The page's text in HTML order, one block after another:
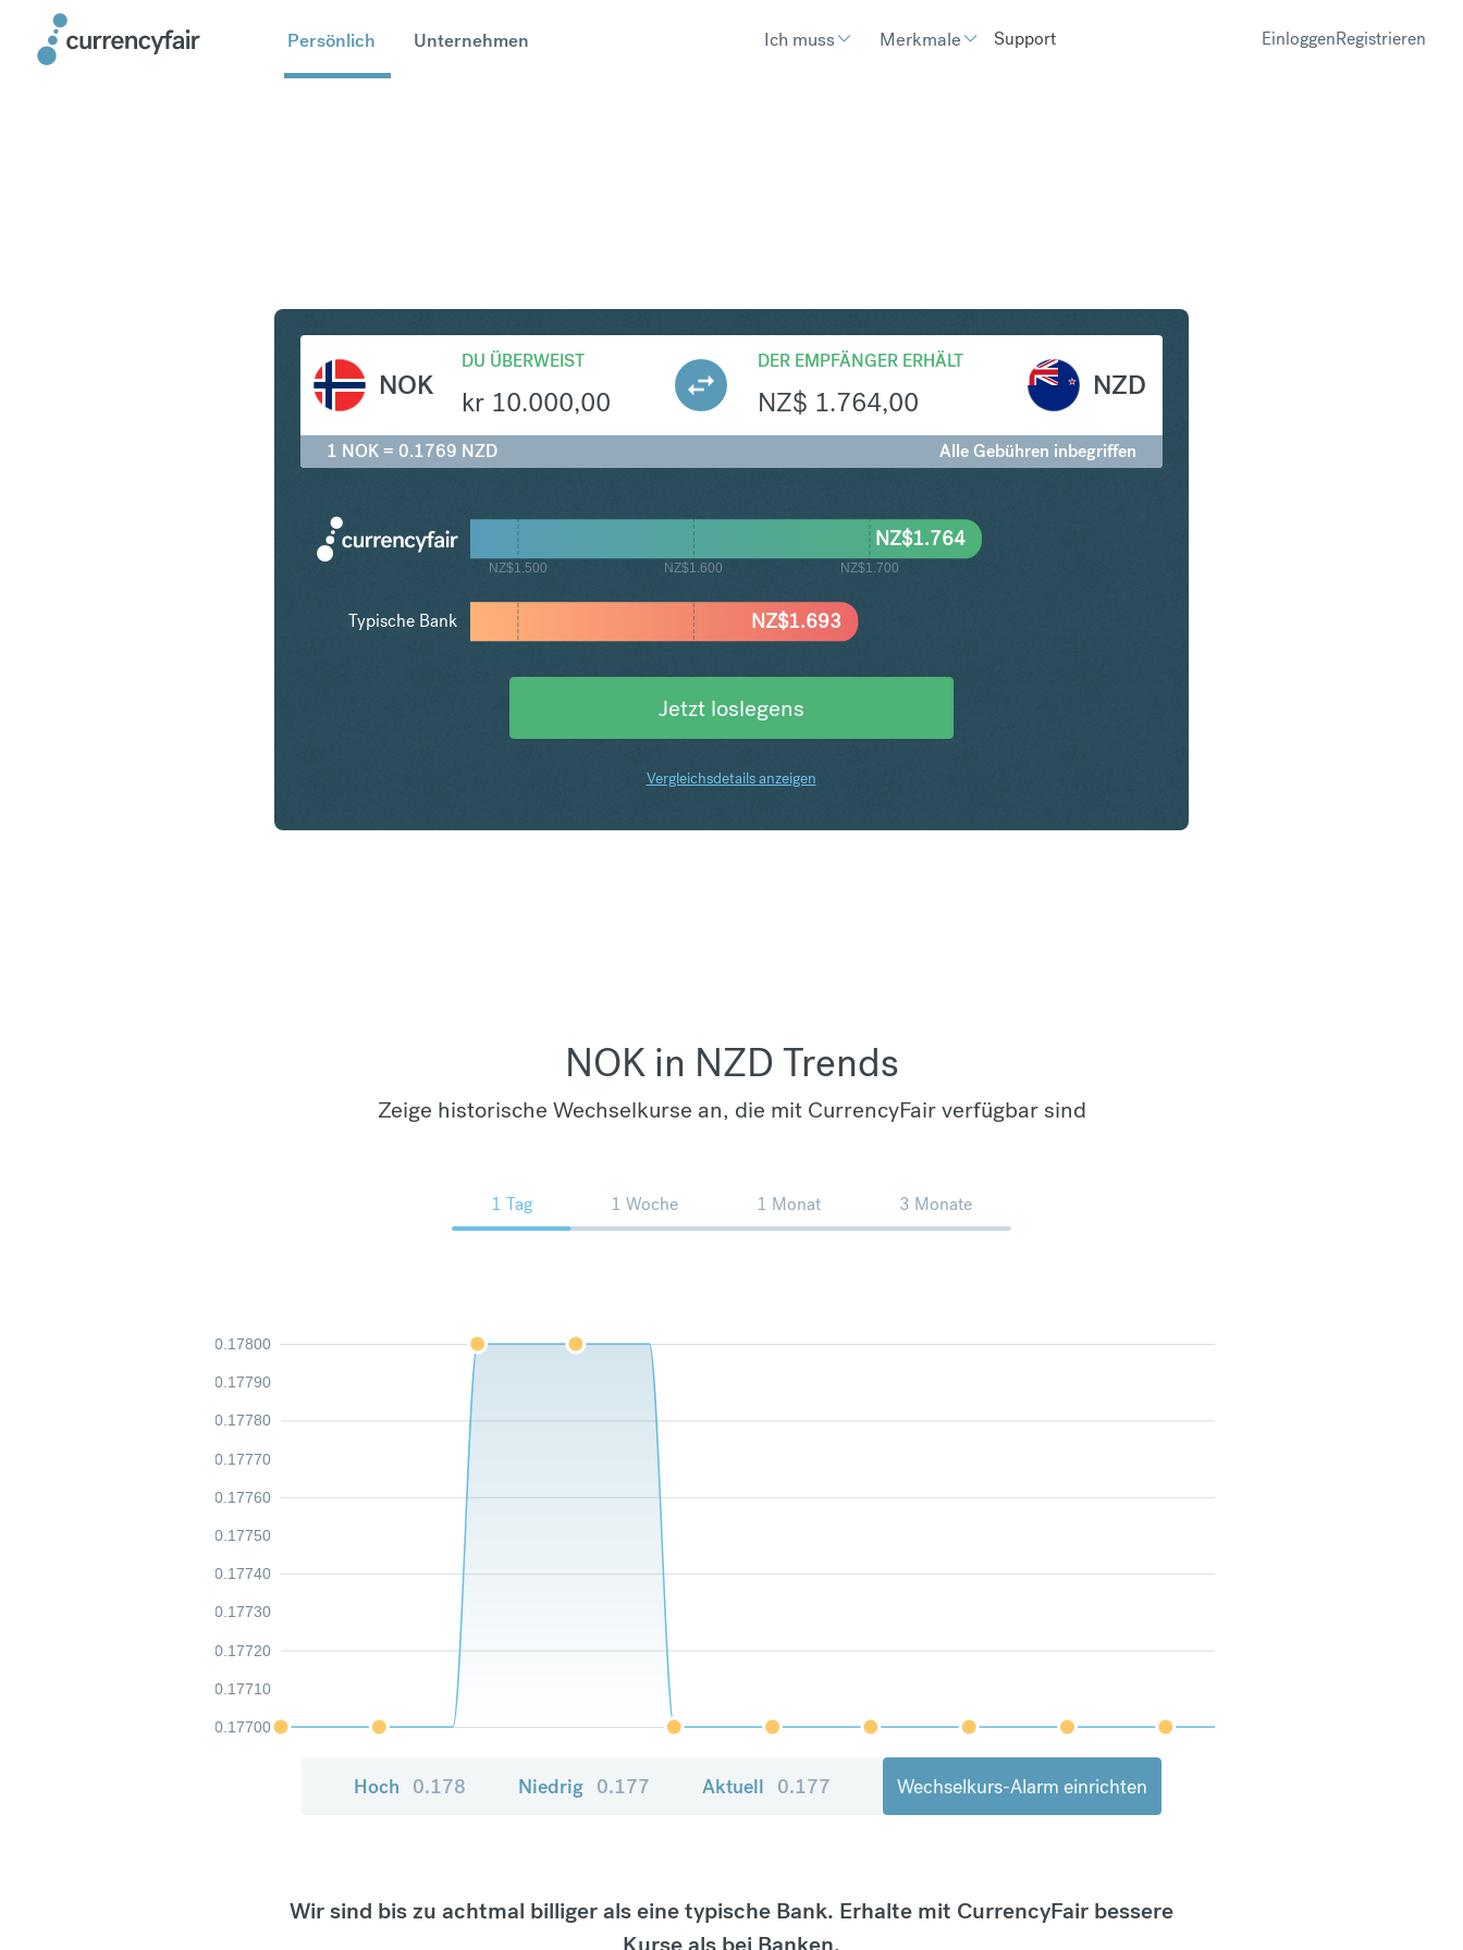
Persönlich Unternehmen Ich muss Merkmale Support EinloggenRegistrieren
NOK
DU ÜBERWEIST
kr 10.000,00
DER EMPFÄNGER ERHÄLT
NZ$ 1.764,00
NZD
1 NOK = 0.1769 NZD Alle Gebühren inbegriffen
NZ$1.500 NZ$1.600 NZ$1.700
NZ$1.693
NZ$1.764
Typische Bank
Jetzt loslegens
Vergleichsdetails anzeigen
NOK in NZD Trends
Zeige historische Wechselkurse an, die mit CurrencyFair verfügbar sind
1 Tag 1 Woche 1 Monat 3 Monate
0.17700
0.17710
0.17720
0.17730
0.17740
0.17750
0.17760
0.17770
0.17780
0.17790
0.17800
Hoch 0.178 Niedrig 0.177 Aktuell 0.177 Wechselkurs-Alarm einrichten
Wir sind bis zu achtmal billiger als eine typische Bank. Erhalte mit CurrencyFair bessere
Kurse als bei Banken.